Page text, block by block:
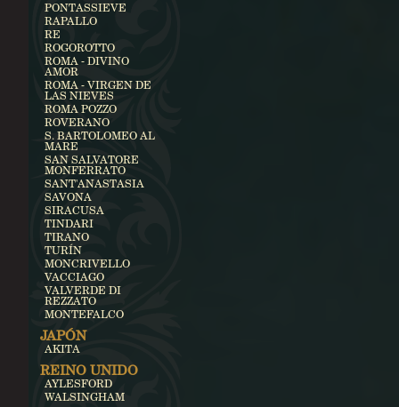
PONTASSIEVE
RAPALLO
RE
ROGOROTTO
ROMA - DIVINO
AMOR
ROMA - VIRGEN DE
LAS NIEVES
ROMA POZZO
ROVERANO
S. BARTOLOMEO AL
MARE
SAN SALVATORE
MONFERRATO
SANT'ANASTASIA
SAVONA
SIRACUSA
TINDARI
TIRANO
TURÍN
MONCRIVELLO
VACCIAGO
VALVERDE DI
REZZATO
MONTEFALCO
JAPÓN
AKITA
REINO UNIDO
AYLESFORD
WALSINGHAM